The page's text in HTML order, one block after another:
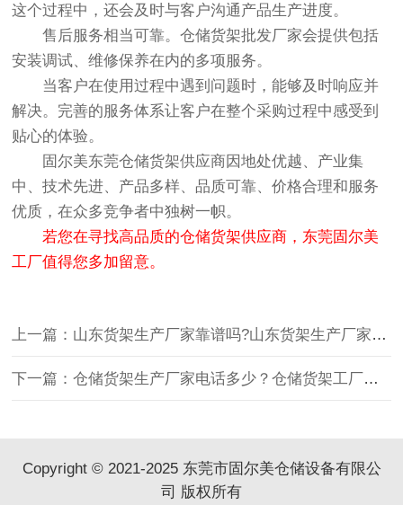
这个过程中，还会及时与客户沟通产品生产进度。
售后服务相当可靠。仓储货架批发厂家会提供包括
安装调试、维修保养在内的多项服务。
当客户在使用过程中遇到问题时，能够及时响应并
解决。完善的服务体系让客户在整个采购过程中感受到
贴心的体验。
固尔美东莞仓储货架供应商因地处优越、产业集
中、技术先进、产品多样、品质可靠、价格合理和服务
优质，在众多竞争者中独树一帜。
若您在寻找高品质的仓储货架供应商，东莞固尔美
工厂值得您多加留意。
上一篇：山东货架生产厂家靠谱吗?山东货架生产厂家哪家好?
下一篇：仓储货架生产厂家电话多少？仓储货架工厂有哪些优势？
Copyright © 2021-2025 东莞市固尔美仓储设备有限公
司 版权所有